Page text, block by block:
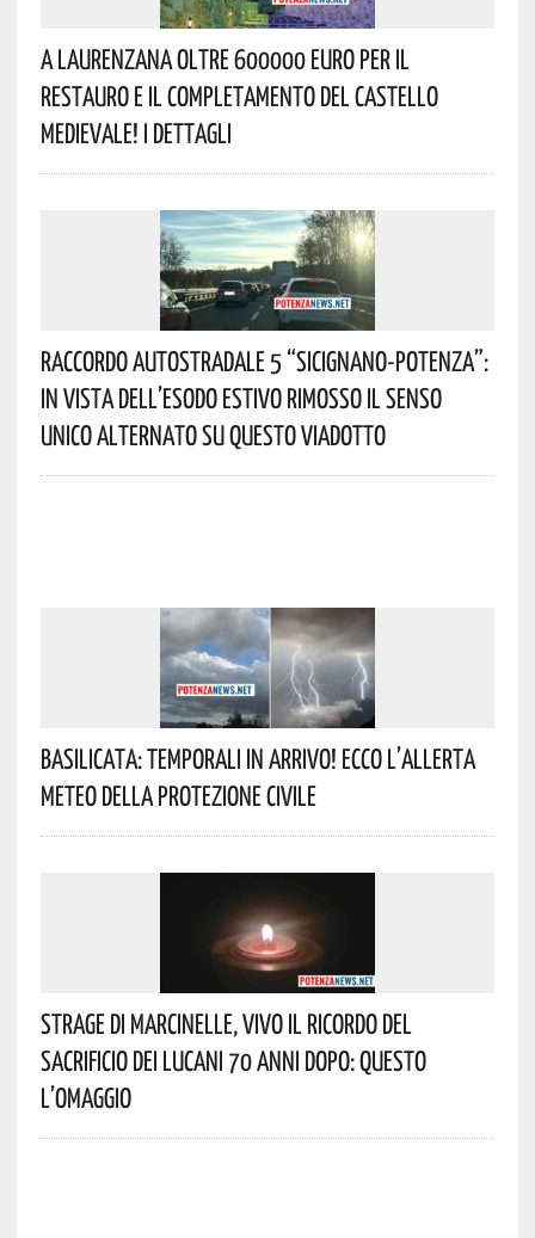
A Laurenzana Oltre 600000 Euro Per Il
Restauro E Il Completamento Del Castello
Medievale! I Dettagli
Raccordo Autostradale 5 “Sicignano-Potenza”:
In Vista Dell’esodo Estivo Rimosso Il Senso
Unico Alternato Su Questo Viadotto
Basilicata: Temporali In Arrivo! Ecco L’allerta
Meteo Della Protezione Civile
Strage Di Marcinelle, Vivo Il Ricordo Del
Sacrificio Dei Lucani 70 Anni Dopo: Questo
L’omaggio